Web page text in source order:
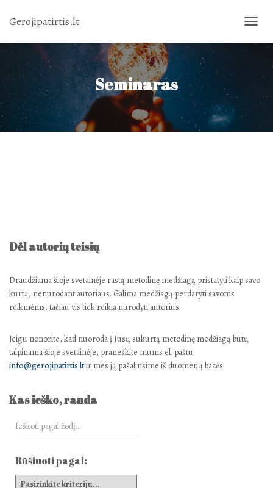
Gerojipatirtis.lt
Seminaras
Dėl autorių teisių
Draudžiama šioje svetainėje rastą metodinę medžiagą pristatyti kaip savo
kurtą, nenurodant autoriaus. Galima medžiagą perdaryti savoms
reikmėms, tačiau vis tiek reikia nurodyti autorius.
Jeigu nenorite, kad nuoroda į Jūsų sukurtą metodinę medžiagą būtų
talpinama šioje svetainėje, praneškite mums el. paštu
info@gerojipatirtis.ltir mes ją pašalinsime iš duomenų bazės.
Kas ieško, randa
Rūšiuoti pagal: